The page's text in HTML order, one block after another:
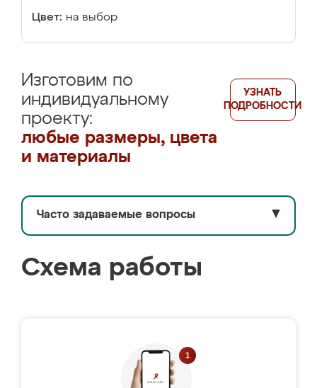
Цвет: на выбор
Изготовим по
индивидуальному
проекту:
любые размеры, цвета
и материалы
УЗНАТЬ
ПОДРОБНОСТИ
Часто задаваемые вопросы ▼
Схема работы